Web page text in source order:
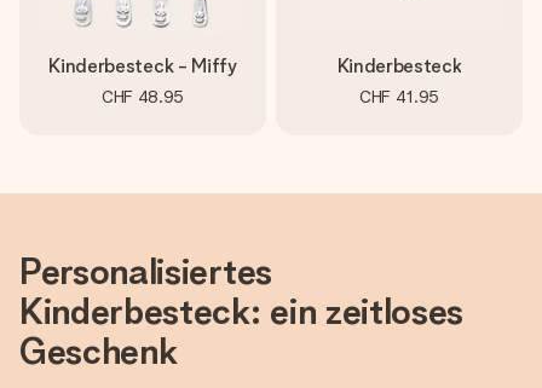
Kinderbesteck - Miffy
CHF 48.95
Kinderbesteck
CHF 41.95
Personalisiertes
Kinderbesteck: ein zeitloses
Geschenk